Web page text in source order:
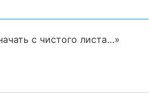
с чистого листа…»